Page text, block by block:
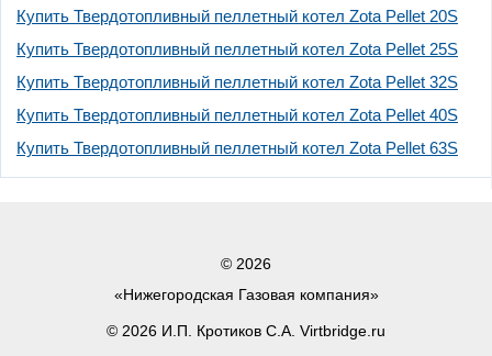
Купить Твердотопливный пеллетный котел Zota Pellet 20S
Купить Твердотопливный пеллетный котел Zota Pellet 25S
Купить Твердотопливный пеллетный котел Zota Pellet 32S
Купить Твердотопливный пеллетный котел Zota Pellet 40S
Купить Твердотопливный пеллетный котел Zota Pellet 63S
© 2026
«Нижегородская Газовая компания»
© 2026 И.П. Кротиков С.А. Virtbridge.ru